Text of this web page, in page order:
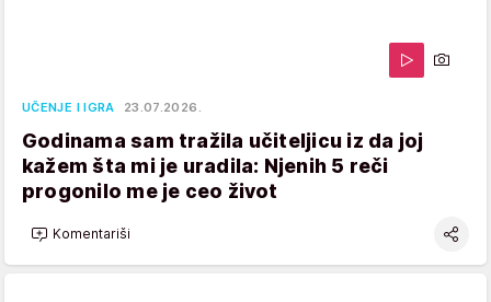
UČENJE I IGRA 23.07.2026.
Godinama sam tražila učiteljicu iz da joj
kažem šta mi je uradila: Njenih 5 reči
progonilo me je ceo život
Komentariši